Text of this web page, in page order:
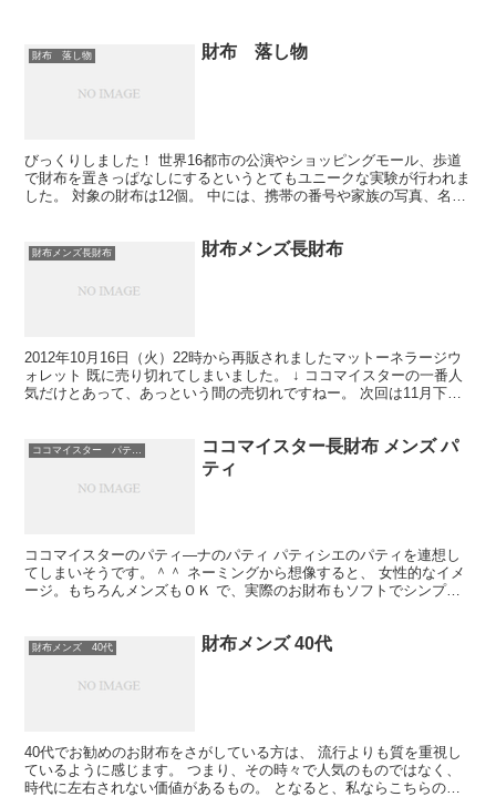
財布 落し物 財布 落し物
びっくりしました！ 世界16都市の公演やショッピングモール、歩道
で財布を置きっぱなしにするというとてもユニークな実験が行われま
した。 対象の財布は12個。 中には、携帯の番号や家族の写真、名刺
財布メンズ長財布 財布メンズ長財布
2012年10月16日（火）22時から再販されましたマットーネラージウ
ォレット 既に売り切れてしまいました。 ↓ ココマイスターの一番人
気だけとあって、あっという間の売切れですねー。 次回は11月下旬
ココマイスター長財布 メンズ パ
ティ
ココマイスターのパティ―ナのパティ パティシエのパティを連想し
てしまいそうです。＾＾ ネーミングから想像すると、 女性的なイメ
ージ。もちろんメンズもＯＫ で、実際のお財布もソフトでシンプ
財布メンズ 40代 財布メンズ 40代
40代でお勧めのお財布をさがしている方は、 流行よりも質を重視し
ているように感じます。 つまり、その時々で人気のものではなく、
時代に左右されない価値があるもの。 となると、私ならこちらのブ